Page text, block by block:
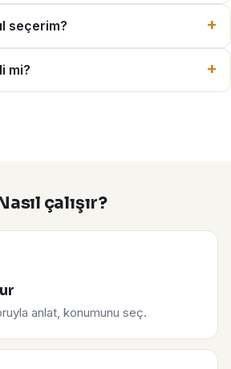
seçerim?
mi?
çalışır?
anlat, konumunu seç.